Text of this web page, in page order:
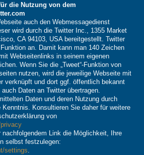
die Nutzung von dem
auch den Webmessagedienst
wird durch die Twitter Inc., 1355 Market
CA 94103, USA bereitgestellt. Twitter
Funktion an. Damit kann man 140 Zeichen
Webseitenlinks in seinem eigenen
Wenn Sie die „Tweet“-Funktion von
nutzen, wird die jeweilige Webseite mit
verknüpft und dort ggf. öffentlich bekannt
Daten an Twitter übertragen.
Daten und deren Nutzung durch
Kenntnis. Konsultieren Sie daher für weitere
von
nachfolgendem Link die Möglichkeit, Ihre
selbst festzulegen:
settings.